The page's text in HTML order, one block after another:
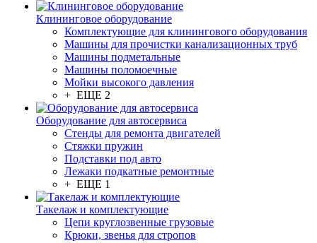
Клининговое оборудование
Комплектующие для клинингового оборудования
Машины для прочистки канализационных труб
Машины подметальные
Машины поломоечные
Мойки высокого давления
+ ЕЩЕ 2
Оборудование для автосервиса
Стенды для ремонта двигателей
Стяжки пружин
Подставки под авто
Лежаки подкатные ремонтные
+ ЕЩЕ 1
Такелаж и комплектующие
Цепи круглозвенные грузовые
Крюки, звенья для стропов